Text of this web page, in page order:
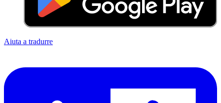
Aiuta a tradurre